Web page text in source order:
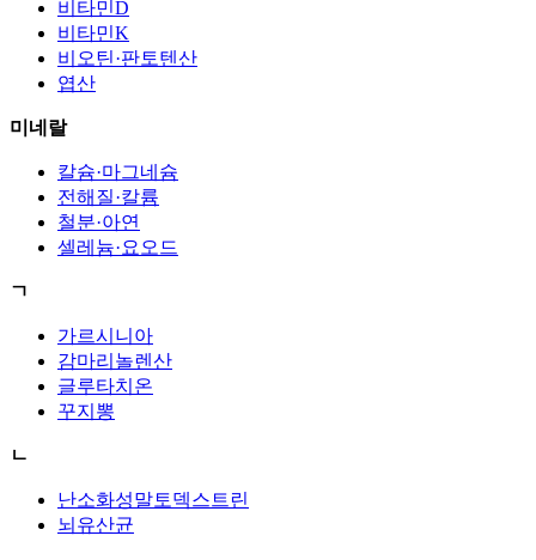
비타민D
비타민K
비오틴·판토텐산
엽산
미네랄
칼슘·마그네슘
전해질·칼륨
철분·아연
셀레늄·요오드
ㄱ
가르시니아
감마리놀렌산
글루타치온
꾸지뽕
ㄴ
난소화성말토덱스트린
뇌유산균